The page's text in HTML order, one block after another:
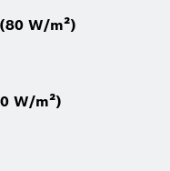
W/m²)
W/m²)